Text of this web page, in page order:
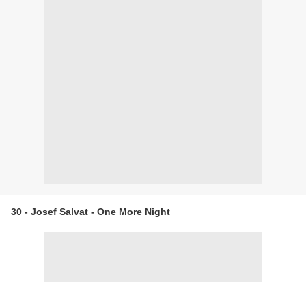
30 - Josef Salvat - One More Night